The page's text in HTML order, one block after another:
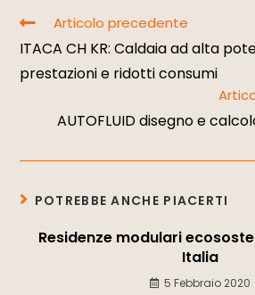
Articolo precedente
ITACA CH KR: Caldaia ad alta
prestazioni e ridotti consumi
AUTOFLUID disegno e
POTREBBE ANCHE PIACERTI
Residenze modulari
Italia
5 Febbraio 2020